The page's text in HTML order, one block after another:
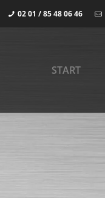
02 01 / 85 48 06 46
START